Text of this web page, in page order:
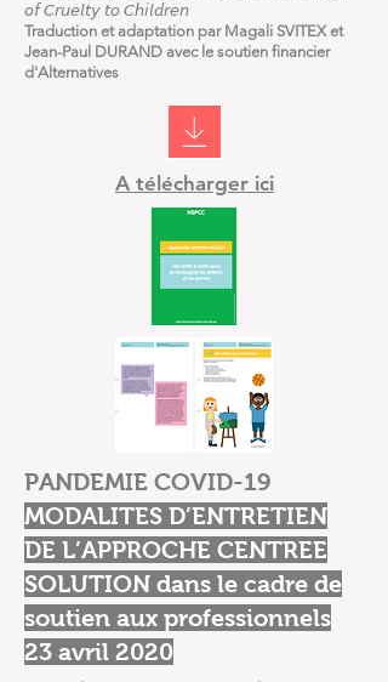
𝘰𝘧 𝘊𝘳𝘶𝘦𝘭𝘵𝘺 𝘵𝘰 𝘊𝘩𝘪𝘭𝘥𝘳𝘦𝘯
Traduction et adaptation par Magali SVITEX et
Jean-Paul DURAND avec le soutien financier
d'Alternatives
A télécharger ici
PANDEMIE COVID-19
MODALITES D’ENTRETIEN
DE L’APPROCHE CENTREE
SOLUTION dans le cadre de
soutien aux professionnels
23 avril 2020